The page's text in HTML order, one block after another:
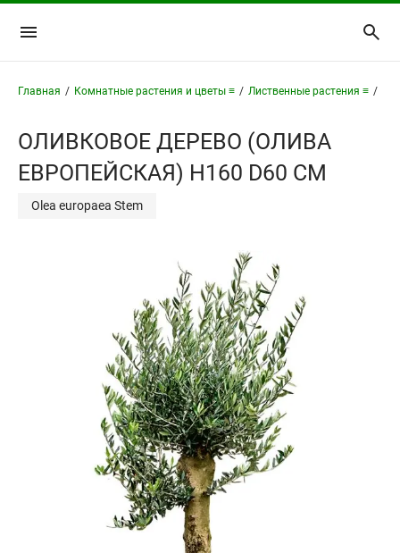
Главная / Комнатные растения и цветы ≡ / Лиственные растения ≡ /
ОЛИВКОВОЕ ДЕРЕВО (ОЛИВА
ЕВРОПЕЙСКАЯ) H160 D60 СМ
Olea europaea Stem